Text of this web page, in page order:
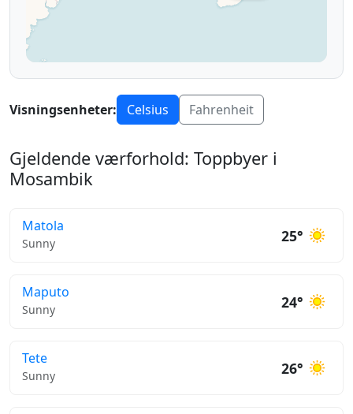
Visningsenheter: Celsius Fahrenheit
Gjeldende værforhold: Toppbyer i
Mosambik
Matola
Sunny 25°
Maputo
Sunny 24°
Tete
Sunny 26°